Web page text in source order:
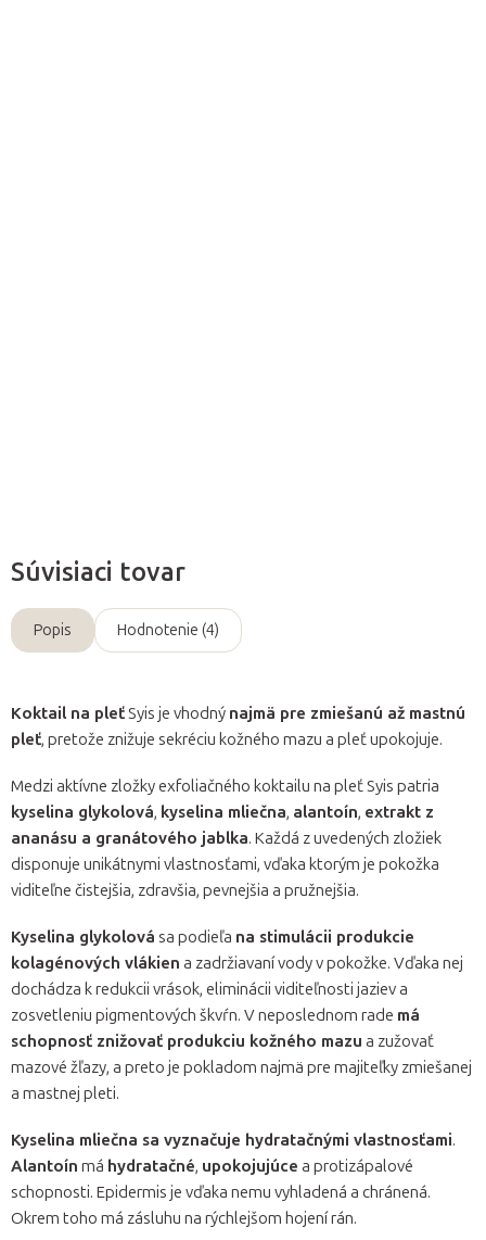
Súvisiaci tovar
Popis Hodnotenie (4)
Koktail na pleťSyis je vhodný najmä pre zmiešanú až mastnú
pleť, pretože znižuje sekréciu kožného mazu a pleť upokojuje.
Medzi aktívne zložky exfoliačného koktailu na pleť Syis patria
kyselina glykolová, kyselina mliečna, alantoín, extrakt z
ananásu a granátového jablka. Každá z uvedených zložiek
disponuje unikátnymi vlastnosťami, vďaka ktorým je pokožka
viditeľne čistejšia, zdravšia, pevnejšia a pružnejšia.
Kyselina glykolová sa podieľa na stimulácii produkcie
kolagénových vlákien a zadržiavaní vody v pokožke. Vďaka nej
dochádza k redukcii vrások, eliminácii viditeľnosti jaziev a
zosvetleniu pigmentových škvŕn. V neposlednom rade má
schopnosť znižovať produkciu kožného mazu a zužovať
mazové žľazy, a preto je pokladom najmä pre majiteľky zmiešanej
a mastnej pleti.
Kyselina mliečna sa vyznačuje hydratačnými vlastnosťami.
Alantoín má hydratačné, upokojujúce a protizápalové
schopnosti. Epidermis je vďaka nemu vyhladená a chránená.
Okrem toho má zásluhu na rýchlejšom hojení rán.